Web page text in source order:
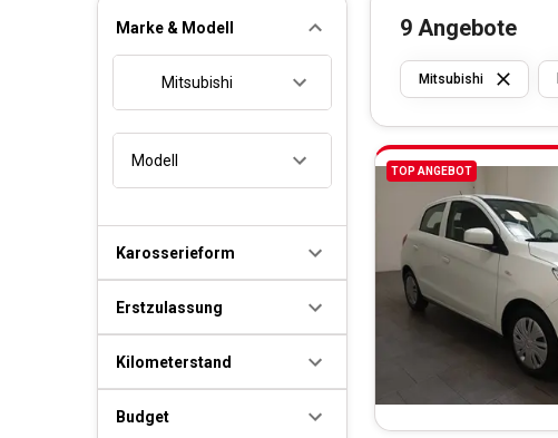
Marke & Modell
Mitsubishi
Modell
Karosserieform
Erstzulassung
Kilometerstand
Budget
9 Angebote
Mitsubishi
TOP ANGEBOT